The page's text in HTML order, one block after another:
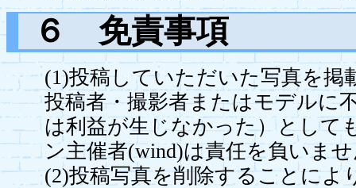
６ 免責事項
(1)投稿していただいた写真を掲
投稿者・撮影者またはモデルに
は利益が生じなかった）として
ン主催者(wind)は責任を負いま
(2)投稿写真を削除することによ